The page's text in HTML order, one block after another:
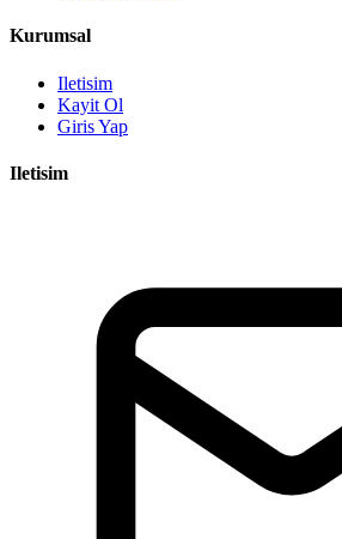
Kurumsal
Iletisim
Kayit Ol
Giris Yap
Iletisim